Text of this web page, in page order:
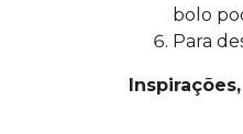
bolo
Para